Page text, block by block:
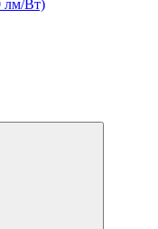
лм/Вт)